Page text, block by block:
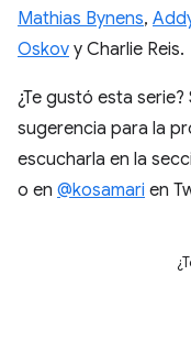
Mathias Bynens,
Oskov y Charlie Reis.
¿Te gustó esta
sugerencia para la
escucharla en la
o en @kosamari en